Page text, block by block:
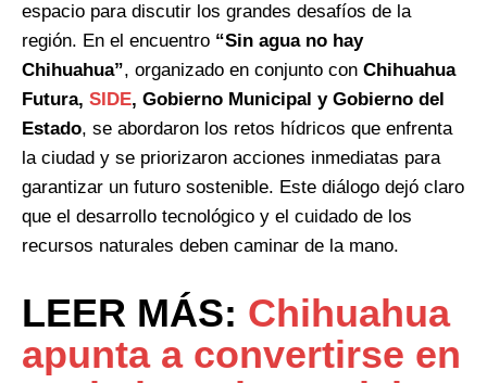
espacio para discutir los grandes desafíos de la
región. En el encuentro “Sin agua no hay
Chihuahua”, organizado en conjunto con Chihuahua
Futura, SIDE, Gobierno Municipal y Gobierno del
Estado, se abordaron los retos hídricos que enfrenta
la ciudad y se priorizaron acciones inmediatas para
garantizar un futuro sostenible. Este diálogo dejó claro
que el desarrollo tecnológico y el cuidado de los
recursos naturales deben caminar de la mano.
LEER MÁS: Chihuahua
apunta a convertirse en